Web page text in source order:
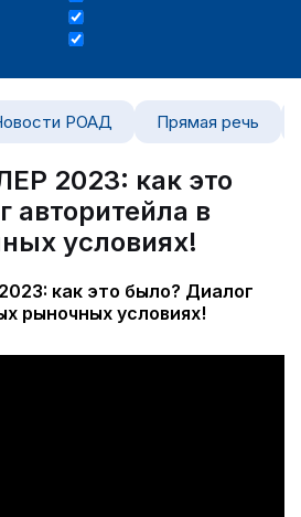
РОАД Прямая речь
2023: как это
авторитейла в
условиях!